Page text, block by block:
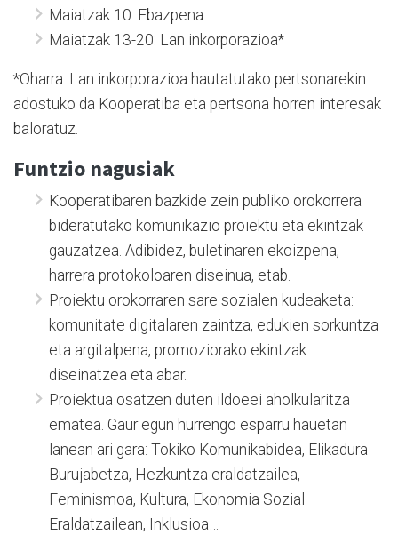
Maiatzak 10: Ebazpena
Maiatzak 13-20: Lan inkorporazioa*
*Oharra: Lan inkorporazioa hautatutako pertsonarekin
adostuko da Kooperatiba eta pertsona horren interesak
baloratuz.
Funtzio nagusiak
Kooperatibaren bazkide zein publiko orokorrera
bideratutako komunikazio proiektu eta ekintzak
gauzatzea. Adibidez, buletinaren ekoizpena,
harrera protokoloaren diseinua, etab.
Proiektu orokorraren sare sozialen kudeaketa:
komunitate digitalaren zaintza, edukien sorkuntza
eta argitalpena, promoziorako ekintzak
diseinatzea eta abar.
Proiektua osatzen duten ildoeei aholkularitza
ematea. Gaur egun hurrengo esparru hauetan
lanean ari gara: Tokiko Komunikabidea, Elikadura
Burujabetza, Hezkuntza eraldatzailea,
Feminismoa, Kultura, Ekonomia Sozial
Eraldatzailean, Inklusioa…